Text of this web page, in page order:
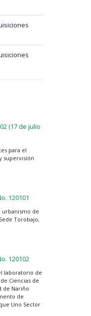
(17 de julio
para el
supervisión
120101
urbanismo de
Torobajo,
120102
laboratorio de
Ciencias de
de Nariño
de
Uno Sector